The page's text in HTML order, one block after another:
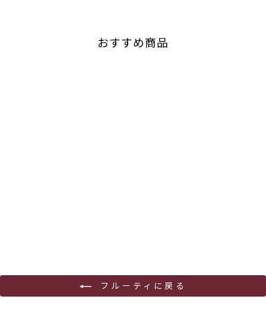
おすすめ商品
フルーティに戻る